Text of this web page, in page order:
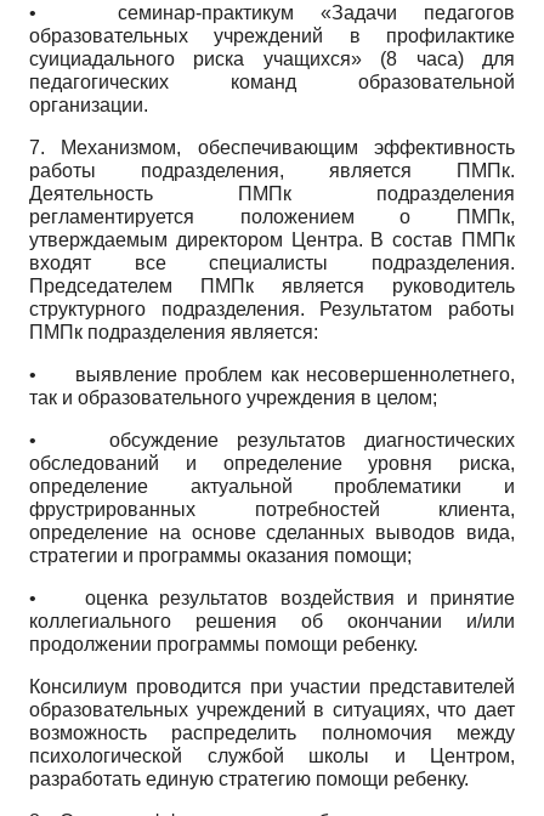
• семинар-практикум «Задачи педагогов
образовательных учреждений в профилактике
суициадального риска учащихся» (8 часа) для
педагогических команд образовательной
организации.
7. Механизмом, обеспечивающим эффективность
работы подразделения, является ПМПк.
Деятельность ПМПк подразделения
регламентируется положением о ПМПк,
утверждаемым директором Центра. В состав ПМПк
входят все специалисты подразделения.
Председателем ПМПк является руководитель
структурного подразделения. Результатом работы
ПМПк подразделения является:
• выявление проблем как несовершеннолетнего,
так и образовательного учреждения в целом;
• обсуждение результатов диагностических
обследований и определение уровня риска,
определение актуальной проблематики и
фрустрированных потребностей клиента,
определение на основе сделанных выводов вида,
стратегии и программы оказания помощи;
• оценка результатов воздействия и принятие
коллегиального решения об окончании и/или
продолжении программы помощи ребенку.
Консилиум проводится при участии представителей
образовательных учреждений в ситуациях, что дает
возможность распределить полномочия между
психологической службой школы и Центром,
разработать единую стратегию помощи ребенку.